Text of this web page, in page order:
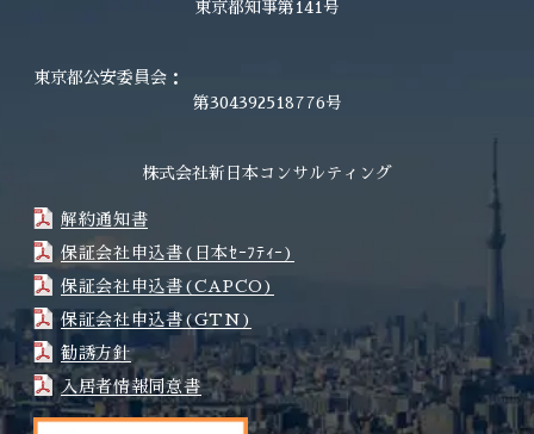
東京都知事第141号
東京都公安委員会：
第304392518776号
株式会社新日本コンサルティング
解約通知書
保証会社申込書(日本ｾｰﾌﾃｨｰ)
保証会社申込書(CAPCO)
保証会社申込書(GTN)
勧誘方針
入居者情報同意書